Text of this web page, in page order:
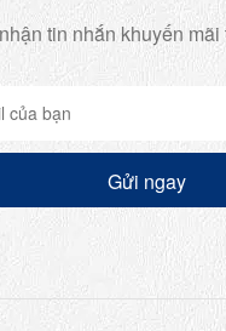
tin nhắn khuyến mãi
Gửi ngay